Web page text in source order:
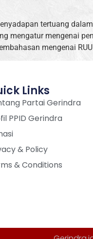
tertuang
mengatur mengenai
mengenai
Links
Partai Gerindra
PPID Gerindra
& Policy
& Conditions